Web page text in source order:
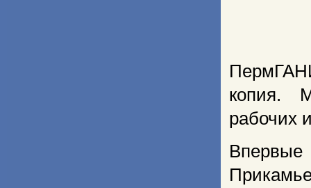
копия.
рабочих